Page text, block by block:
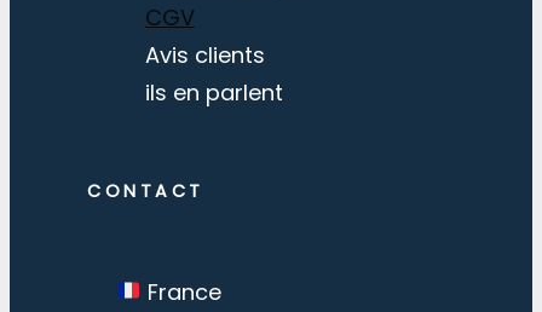
CGV
Avis clients
ils en parlent
CONTACT
France